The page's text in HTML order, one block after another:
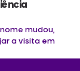
mudou,
a visita em